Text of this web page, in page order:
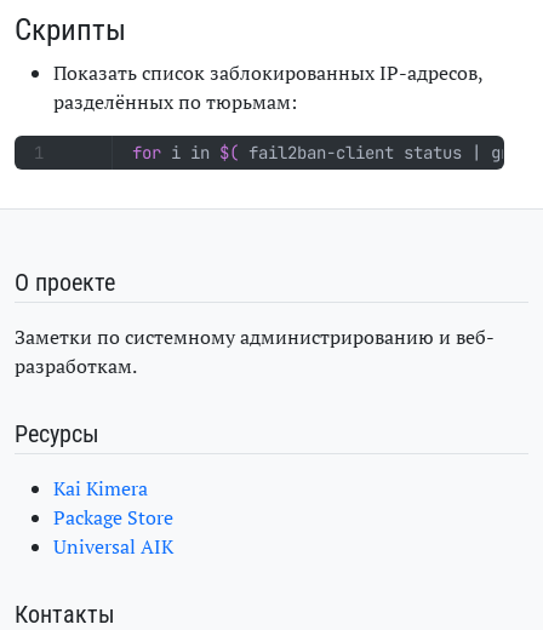
Скрипты
Показать список заблокированных IP-адресов,
разделённых по тюрьмам:
for i in $( fail2ban-client status | grep
О проекте
Заметки по системному администрированию и веб-
разработкам.
Ресурсы
Kai Kimera
Package Store
Universal AIK
Контакты